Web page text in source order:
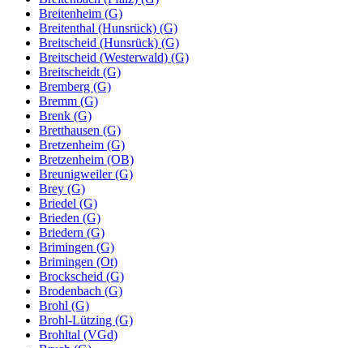
Breitenheim (G)
Breitenthal (Hunsrück) (G)
Breitscheid (Hunsrück) (G)
Breitscheid (Westerwald) (G)
Breitscheidt (G)
Bremberg (G)
Bremm (G)
Brenk (G)
Bretthausen (G)
Bretzenheim (G)
Bretzenheim (OB)
Breunigweiler (G)
Brey (G)
Briedel (G)
Brieden (G)
Briedern (G)
Brimingen (G)
Brimingen (Ot)
Brockscheid (G)
Brodenbach (G)
Brohl (G)
Brohl-Lützing (G)
Brohltal (VGd)